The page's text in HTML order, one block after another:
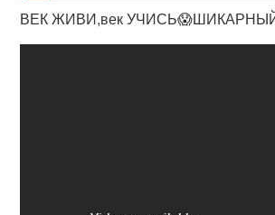
ВЕК ЖИВИ,век